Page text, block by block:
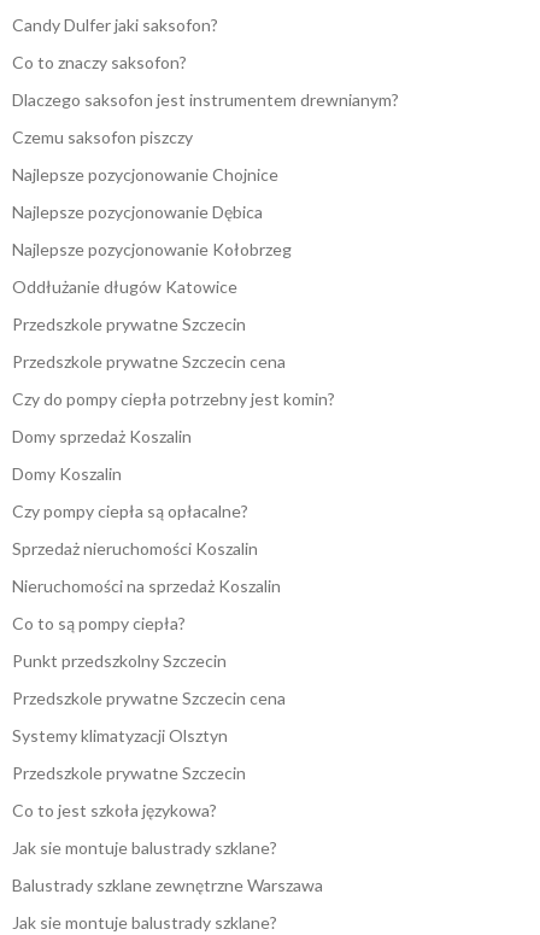
Candy Dulfer jaki saksofon?
Co to znaczy saksofon?
Dlaczego saksofon jest instrumentem drewnianym?
Czemu saksofon piszczy
Najlepsze pozycjonowanie Chojnice
Najlepsze pozycjonowanie Dębica
Najlepsze pozycjonowanie Kołobrzeg
Oddłużanie długów Katowice
Przedszkole prywatne Szczecin
Przedszkole prywatne Szczecin cena
Czy do pompy ciepła potrzebny jest komin?
Domy sprzedaż Koszalin
Domy Koszalin
Czy pompy ciepła są opłacalne?
Sprzedaż nieruchomości Koszalin
Nieruchomości na sprzedaż Koszalin
Co to są pompy ciepła?
Punkt przedszkolny Szczecin
Przedszkole prywatne Szczecin cena
Systemy klimatyzacji Olsztyn
Przedszkole prywatne Szczecin
Co to jest szkoła językowa?
Jak sie montuje balustrady szklane?
Balustrady szklane zewnętrzne Warszawa
Jak sie montuje balustrady szklane?